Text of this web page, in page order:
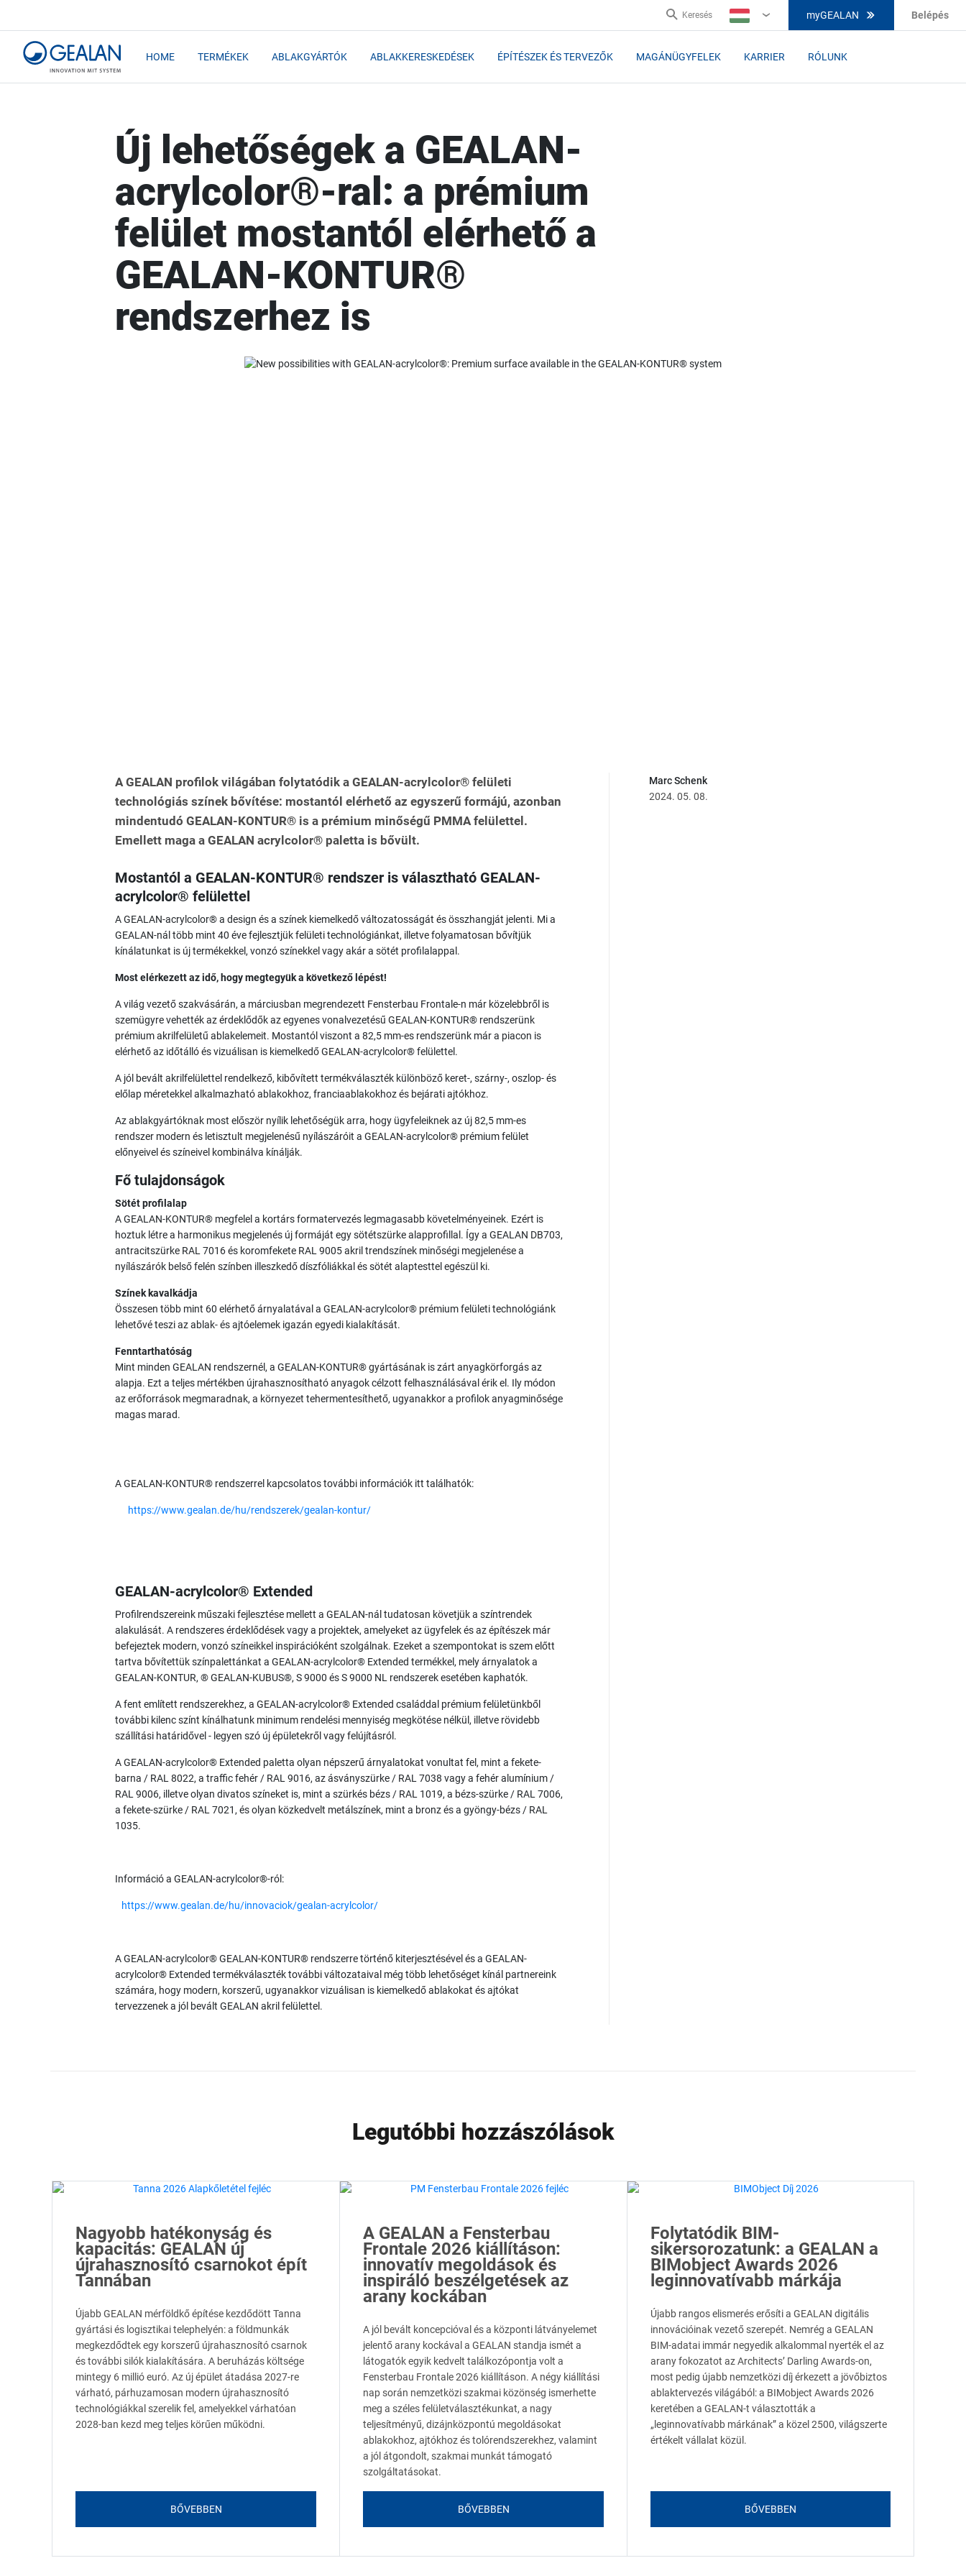
Keresés
HU
myGEALAN Belépés
HOME TERMÉKEK ABLAKGYÁRTÓK ABLAKKERESKEDÉSEK ÉPÍTÉSZEK ÉS TERVEZŐK MAGÁNÜGYFELEK KARRIER RÓLUNK
Új lehetőségek a GEALAN-
acrylcolor®-ral: a prémium
felület mostantól elérhető a
GEALAN-KONTUR®
rendszerhez is
A GEALAN profilok világában folytatódik a GEALAN-acrylcolor® felületi
technológiás színek bővítése: mostantól elérhető az egyszerű formájú, azonban
mindentudó GEALAN-KONTUR® is a prémium minőségű PMMA felülettel.
Emellett maga a GEALAN acrylcolor® paletta is bővült.
Mostantól a GEALAN-KONTUR® rendszer is választható GEALAN-
acrylcolor® felülettel
A GEALAN-acrylcolor® a design és a színek kiemelkedő változatosságát és összhangját jelenti. Mi a
GEALAN-nál több mint 40 éve fejlesztjük felületi technológiánkat, illetve folyamatosan bővítjük
kínálatunkat is új termékekkel, vonzó színekkel vagy akár a sötét profilalappal.
Most elérkezett az idő, hogy megtegyük a következő lépést!
A világ vezető szakvásárán, a márciusban megrendezett Fensterbau Frontale-n már közelebbről is
szemügyre vehették az érdeklődők az egyenes vonalvezetésű GEALAN-KONTUR® rendszerünk
prémium akrilfelületű ablakelemeit. Mostantól viszont a 82,5 mm-es rendszerünk már a piacon is
elérhető az időtálló és vizuálisan is kiemelkedő GEALAN-acrylcolor® felülettel.
A jól bevált akrilfelülettel rendelkező, kibővített termékválaszték különböző keret-, szárny-, oszlop- és
előlap méretekkel alkalmazható ablakokhoz, franciaablakokhoz és bejárati ajtókhoz.
Az ablakgyártóknak most először nyílik lehetőségük arra, hogy ügyfeleiknek az új 82,5 mm-es
rendszer modern és letisztult megjelenésű nyílászáróit a GEALAN-acrylcolor® prémium felület
előnyeivel és színeivel kombinálva kínálják.
Fő tulajdonságok
Sötét profilalap
A GEALAN-KONTUR® megfelel a kortárs formatervezés legmagasabb követelményeinek. Ezért is
hoztuk létre a harmonikus megjelenés új formáját egy sötétszürke alapprofillal. Így a GEALAN DB703,
antracitszürke RAL 7016 és koromfekete RAL 9005 akril trendszínek minőségi megjelenése a
nyílászárók belső felén színben illeszkedő díszfóliákkal és sötét alaptesttel egészül ki.
Színek kavalkádja
Összesen több mint 60 elérhető árnyalatával a GEALAN-acrylcolor® prémium felületi technológiánk
lehetővé teszi az ablak- és ajtóelemek igazán egyedi kialakítását.
Fenntarthatóság
Mint minden GEALAN rendszernél, a GEALAN-KONTUR® gyártásának is zárt anyagkörforgás az
alapja. Ezt a teljes mértékben újrahasznosítható anyagok célzott felhasználásával érik el. Ily módon
az erőforrások megmaradnak, a környezet tehermentesíthető, ugyanakkor a profilok anyagminősége
magas marad.
A GEALAN-KONTUR® rendszerrel kapcsolatos további információk itt találhatók:
https://www.gealan.de/hu/rendszerek/gealan-kontur/
GEALAN-acrylcolor® Extended
Profilrendszereink műszaki fejlesztése mellett a GEALAN-nál tudatosan követjük a színtrendek
alakulását. A rendszeres érdeklődések vagy a projektek, amelyeket az ügyfelek és az építészek már
befejeztek modern, vonzó színeikkel inspirációként szolgálnak. Ezeket a szempontokat is szem előtt
tartva bővítettük színpalettánkat a GEALAN-acrylcolor® Extended termékkel, mely árnyalatok a
GEALAN-KONTUR, ® GEALAN-KUBUS®, S 9000 és S 9000 NL rendszerek esetében kaphatók.
A fent említett rendszerekhez, a GEALAN-acrylcolor® Extended családdal prémium felületünkből
további kilenc színt kínálhatunk minimum rendelési mennyiség megkötése nélkül, illetve rövidebb
szállítási határidővel - legyen szó új épületekről vagy felújításról.
A GEALAN-acrylcolor® Extended paletta olyan népszerű árnyalatokat vonultat fel, mint a fekete-
barna / RAL 8022, a traffic fehér / RAL 9016, az ásványszürke / RAL 7038 vagy a fehér alumínium /
RAL 9006, illetve olyan divatos színeket is, mint a szürkés bézs / RAL 1019, a bézs-szürke / RAL 7006,
a fekete-szürke / RAL 7021, és olyan közkedvelt metálszínek, mint a bronz és a gyöngy-bézs / RAL
1035.
Információ a GEALAN-acrylcolor®-ról:
https://www.gealan.de/hu/innovaciok/gealan-acrylcolor/
A GEALAN-acrylcolor® GEALAN-KONTUR® rendszerre történő kiterjesztésével és a GEALAN-
acrylcolor® Extended termékválaszték további változataival még több lehetőséget kínál partnereink
számára, hogy modern, korszerű, ugyanakkor vizuálisan is kiemelkedő ablakokat és ajtókat
tervezzenek a jól bevált GEALAN akril felülettel.
Marc Schenk
2024. 05. 08.
Legutóbbi hozzászólások
Nagyobb hatékonyság és
kapacitás: GEALAN új
újrahasznosító csarnokot épít
Tannában
Újabb GEALAN mérföldkő építése kezdődött Tanna
gyártási és logisztikai telephelyén: a földmunkák
megkezdődtek egy korszerű újrahasznosító csarnok
és további silók kialakítására. A beruházás költsége
mintegy 6 millió euró. Az új épület átadása 2027-re
várható, párhuzamosan modern újrahasznosító
technológiákkal szerelik fel, amelyekkel várhatóan
2028-ban kezd meg teljes körűen működni.
BŐVEBBEN
A GEALAN a Fensterbau
Frontale 2026 kiállításon:
innovatív megoldások és
inspiráló beszélgetések az
arany kockában
A jól bevált koncepcióval és a központi látványelemet
jelentő arany kockával a GEALAN standja ismét a
látogatók egyik kedvelt találkozópontja volt a
Fensterbau Frontale 2026 kiállításon. A négy kiállítási
nap során nemzetközi szakmai közönség ismerhette
meg a széles felületválasztékunkat, a nagy
teljesítményű, dizájnközpontú megoldásokat
ablakokhoz, ajtókhoz és tolórendszerekhez, valamint
a jól átgondolt, szakmai munkát támogató
szolgáltatásokat.
BŐVEBBEN
Folytatódik BIM-
sikersorozatunk: a GEALAN a
BIMobject Awards 2026
leginnovatívabb márkája
Újabb rangos elismerés erősíti a GEALAN digitális
innovációinak vezető szerepét. Nemrég a GEALAN
BIM-adatai immár negyedik alkalommal nyerték el az
arany fokozatot az Architects’ Darling Awards-on,
most pedig újabb nemzetközi díj érkezett a jövőbiztos
ablaktervezés világából: a BIMobject Awards 2026
keretében a GEALAN-t választották a
„leginnovatívabb márkának” a közel 2500, világszerte
értékelt vállalat közül.
BŐVEBBEN